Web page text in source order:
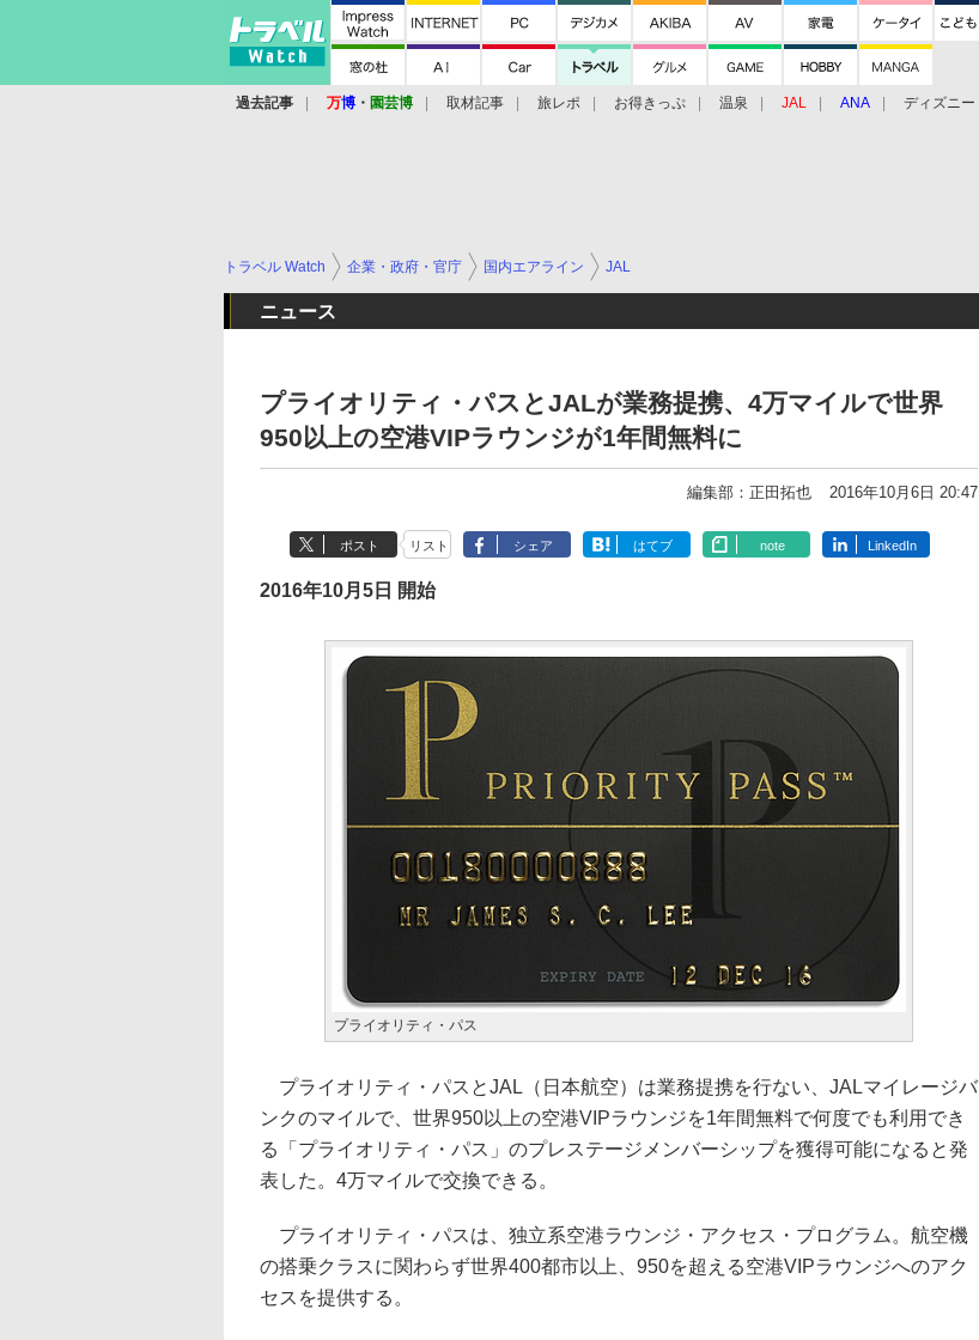
過去記事 万博 ・ 園芸博 取材記事 旅レポ お得きっぷ 温泉 JAL ANA ディズニー
トラベル Watch 企業・政府・官庁 国内エアライン JAL
ニュース
プライオリティ・パスとJALが業務提携、4万マイルで世界
950以上の空港VIPラウンジが1年間無料に
編集部：正田拓也 2016年10月6日 20:47
ポスト リスト シェア はてブ note LinkedIn
2016年10月5日 開始
プライオリティ・パス
プライオリティ・パスとJAL（日本航空）は業務提携を行ない、JALマイレージバ
ンクのマイルで、世界950以上の空港VIPラウンジを1年間無料で何度でも利用でき
る「プライオリティ・パス」のプレステージメンバーシップを獲得可能になると発
表した。4万マイルで交換できる。
プライオリティ・パスは、独立系空港ラウンジ・アクセス・プログラム。航空機
の搭乗クラスに関わらず世界400都市以上、950を超える空港VIPラウンジへのアク
セスを提供する。